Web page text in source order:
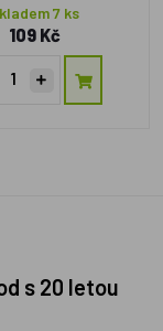
7 ks
109 Kč
s 20 letou